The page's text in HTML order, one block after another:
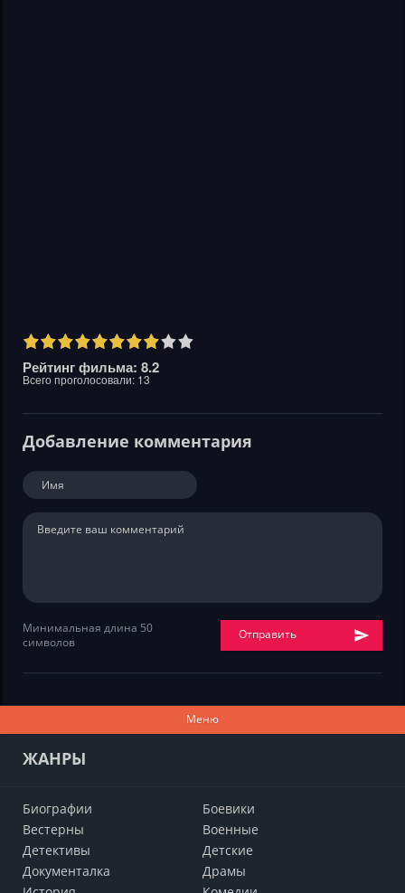
Рейтинг фильма: 8.2
Всего проголосовали: 13
Добавление комментария
Минимальная длина 50
символов
Отправить
Меню
ЖАНРЫ
Биографии
Боевики
Вестерны
Военные
Детективы
Детские
Документалка
Драмы